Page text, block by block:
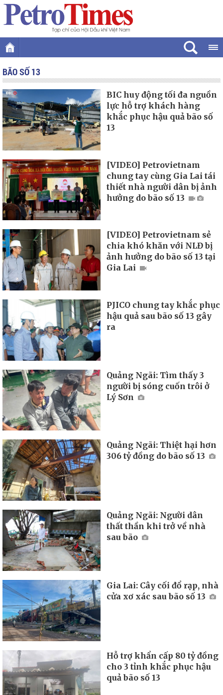
BÃO SỐ 13
BIC huy động tối đa nguồn
lực hỗ trợ khách hàng
khắc phục hậu quả bão số
13
[VIDEO] Petrovietnam
chung tay cùng Gia Lai tái
thiết nhà người dân bị ảnh
hưởng do bão số 13
[VIDEO] Petrovietnam sẻ
chia khó khăn với NLĐ bị
ảnh hưởng do bão số 13 tại
Gia Lai
PJICO chung tay khắc phục
hậu quả sau bão số 13 gây
ra
Quảng Ngãi: Tìm thấy 3
người bị sóng cuốn trôi ở
Lý Sơn
Quảng Ngãi: Thiệt hại hơn
306 tỷ đồng do bão số 13
Quảng Ngãi: Người dân
thất thần khi trở về nhà
sau bão
Gia Lai: Cây cối đổ rạp, nhà
cửa xơ xác sau bão số 13
Hỗ trợ khẩn cấp 80 tỷ đồng
cho 3 tỉnh khắc phục hậu
quả bão số 13